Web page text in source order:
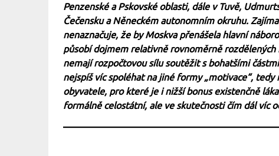
Penzenské a Pskovské oblasti, dále v Tuvě,
Čečensku a Něneckém autonomním okruhu.
nenaznačuje, že by Moskva přenášela hlavní
působí dojmem relativně rovnoměrně
nemají rozpočtovou sílu soutěžit s bohatšími
nejspíš víc spoléhat na jiné formy „motivace“,
obyvatele, pro které je i nižší bonus existenčně
formálně celostátní, ale ve skutečnosti čím dál víc